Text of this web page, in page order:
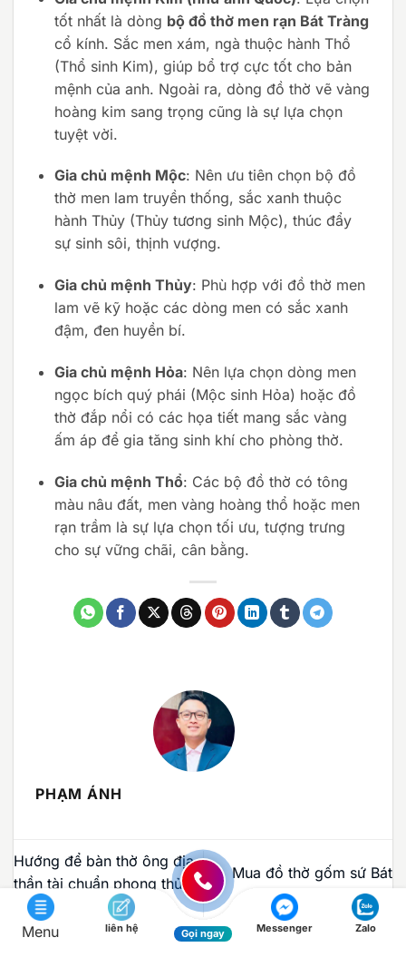
tốt nhất là dòng bộ đồ thờ men rạn Bát Tràng
cổ kính. Sắc men xám, ngà thuộc hành Thổ
(Thổ sinh Kim), giúp bổ trợ cực tốt cho bản
mệnh của anh. Ngoài ra, dòng đồ thờ vẽ vàng
hoàng kim sang trọng cũng là sự lựa chọn
tuyệt vời.
Gia chủ mệnh Mộc: Nên ưu tiên chọn bộ đồ
thờ men lam truyền thống, sắc xanh thuộc
hành Thủy (Thủy tương sinh Mộc), thúc đẩy
sự sinh sôi, thịnh vượng.
Gia chủ mệnh Thủy: Phù hợp với đồ thờ men
lam vẽ kỹ hoặc các dòng men có sắc xanh
đậm, đen huyền bí.
Gia chủ mệnh Hỏa: Nên lựa chọn dòng men
ngọc bích quý phái (Mộc sinh Hỏa) hoặc đồ
thờ đắp nổi có các họa tiết mang sắc vàng
ấm áp để gia tăng sinh khí cho phòng thờ.
Gia chủ mệnh Thổ: Các bộ đồ thờ có tông
màu nâu đất, men vàng hoàng thổ hoặc men
rạn trầm là sự lựa chọn tối ưu, tượng trưng
cho sự vững chãi, cân bằng.
PHẠM ÁNH
Hướng để bàn thờ ông địa
thần tài chuẩn phong thủy
rước lộc vào nhà
Mua đồ thờ gốm sứ Bát
Tràng ở Hà Nam
Menu liên hệ Gọi ngay Messenger Zalo